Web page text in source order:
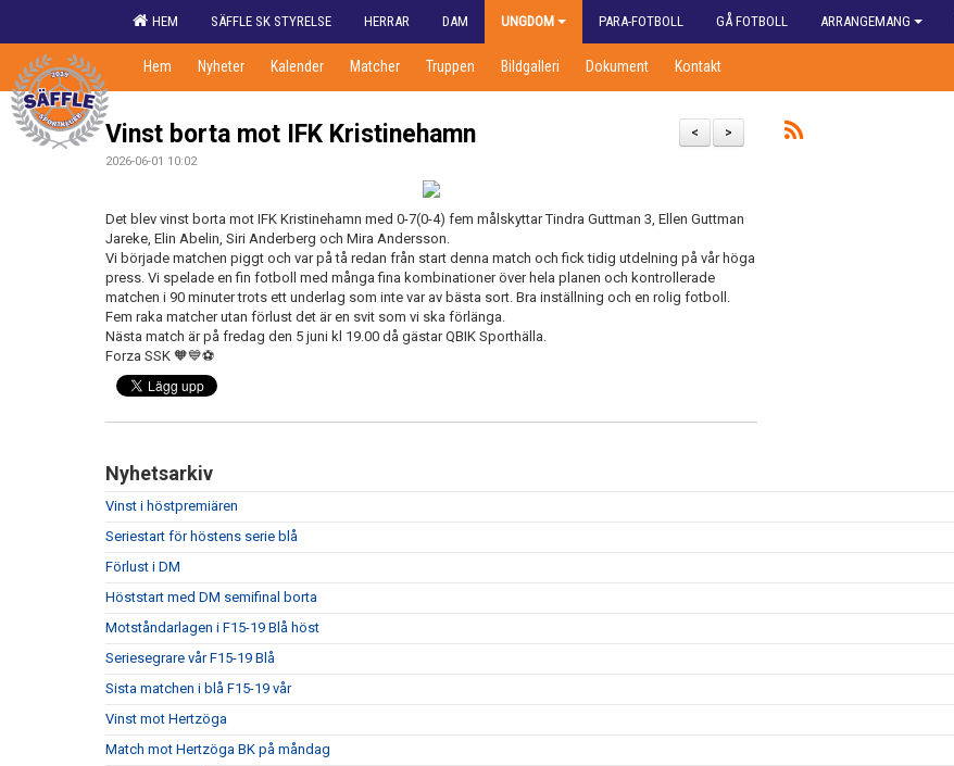
HEM SÄFFLE SK STYRELSE HERRAR DAM UNGDOM PARA-FOTBOLL GÅ FOTBOLL ARRANGEMANG
Hem Nyheter Kalender Matcher Truppen Bildgalleri Dokument Kontakt
>
<
Vinst borta mot IFK Kristinehamn
2026-06-01 10:02
Det blev vinst borta mot IFK Kristinehamn med 0-7(0-4) fem målskyttar Tindra Guttman 3, Ellen Guttman
Jareke, Elin Abelin, Siri Anderberg och Mira Andersson.
Vi började matchen piggt och var på tå redan från start denna match och fick tidig utdelning på vår höga
press. Vi spelade en fin fotboll med många fina kombinationer över hela planen och kontrollerade
matchen i 90 minuter trots ett underlag som inte var av bästa sort. Bra inställning och en rolig fotboll.
Fem raka matcher utan förlust det är en svit som vi ska förlänga.
Nästa match är på fredag den 5 juni kl 19.00 då gästar QBIK Sporthälla.
Forza SSK 🧡💙⚽
Nyhetsarkiv
Vinst i höstpremiären
Seriestart för höstens serie blå
Förlust i DM
Höststart med DM semifinal borta
Motståndarlagen i F15-19 Blå höst
Seriesegrare vår F15-19 Blå
Sista matchen i blå F15-19 vår
Vinst mot Hertzöga
Match mot Hertzöga BK på måndag